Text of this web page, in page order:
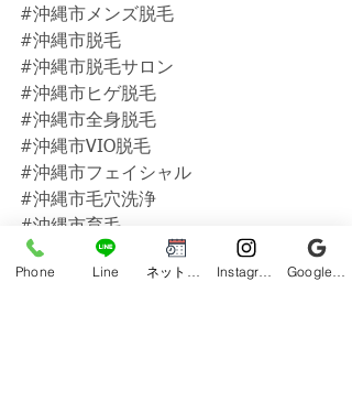
#沖縄市メンズ脱毛
#沖縄市脱毛
#沖縄市脱毛サロン
#沖縄市ヒゲ脱毛
#沖縄市全身脱毛
#沖縄市VIO脱毛
#沖縄市フェイシャル
#沖縄市毛穴洗浄
#沖縄市育毛
#沖縄市ヘッドスパ
#沖縄市光フォトフェイシャル
Phone Line